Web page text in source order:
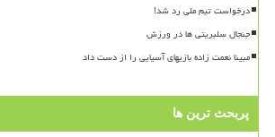
درخواست تیم ملی رد شد!
جنجال سلبریتی ها در ورزش
مبینا نعمت زاده بازیهای آسیایی را از دست داد
پربحث ترین ها